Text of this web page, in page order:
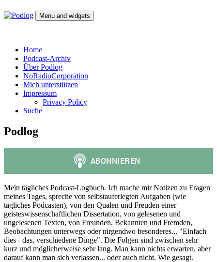
to
Menu and widgets
Home
Podcast-Archiv
Über Podlog
NoRadioCorporation
Mich unterstützen
Impressum
Privacy Policy
Suche
Podlog
Mein tägliches Podcast-Logbuch. Ich mache mir Notizen zu Fragen
meines Tages, spreche von selbstauferlegten Aufgaben (wie
tägliches Podcasten), von den Qualen und Freuden einer
geisteswissenschaftlichen Dissertation, von gelesenen und
ungelesenen Texten, von Freunden, Bekannten und Fremden,
Beobachtungen unterwegs oder nirgendwo besonderes... "Einfach
dies - das, verschiedene Dinge". Die Folgen sind zwischen sehr
kurz und möglicherweise sehr lang. Man kann nichts erwarten, aber
darauf kann man sich verlassen... oder auch nicht. Wie gesagt.